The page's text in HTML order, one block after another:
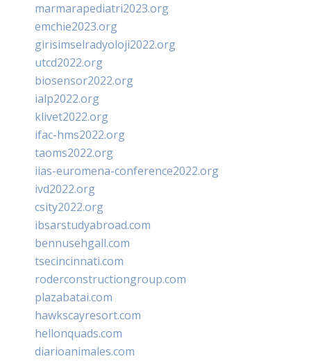
marmarapediatri2023.org
emchie2023.org
girisimselradyoloji2022.org
utcd2022.org
biosensor2022.org
ialp2022.org
klivet2022.org
ifac-hms2022.org
taoms2022.org
iias-euromena-conference2022.org
ivd2022.org
csity2022.org
ibsarstudyabroad.com
bennusehgall.com
tsecincinnati.com
roderconstructiongroup.com
plazabatai.com
hawkscayresort.com
hellonquads.com
diarioanimales.com